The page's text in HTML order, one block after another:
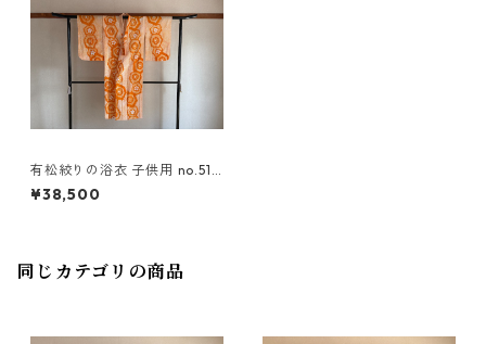
有松絞りの浴衣 子供用 no.510
2
¥38,500
同じカテゴリの商品